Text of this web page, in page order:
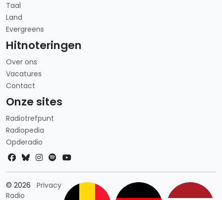
Taal
Land
Evergreens
Hitnoteringen
Over ons
Vacatures
Contact
Onze sites
Radiotrefpunt
Radiopedia
Opderadio
© 2026
Radio
PrivacyLandkeuze